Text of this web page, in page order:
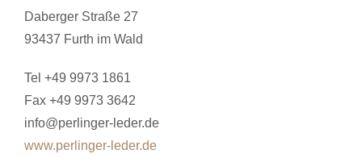
Daberger Straße 27
93437 Furth im Wald
Tel +49 9973 1861
Fax +49 9973 3642
info@perlinger-leder.de
www.perlinger-leder.de